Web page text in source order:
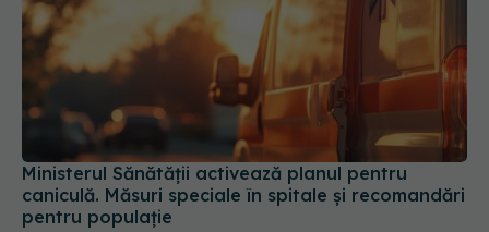
Ministerul Sănătății activează planul pentru
caniculă. Măsuri speciale în spitale și recomandări
pentru populație